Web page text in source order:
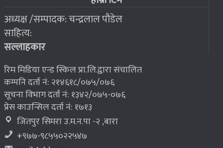
२०७६ बैशाख १३, शुक्रबार
८ भूकम्प पीडितलाई घर निर्माण गर्न लालपुर्जा
अध्यक्ष /सम्पादक: चन्द्रलाल पौडेल
साहित्य:
सल्लाहकार
रिम मिडिया एन्ड स्किल प्रा.लि.द्वारा संचालित
कम्पनि दर्ता नं: २१४६१८/०७५/०७६
सूचना विभाग दर्ता नं: १३४२/०७५-०७६
प्रेस काउन्सिल दर्ता नं: १७१३
जितपुर सिमरा उ.म.न.पा -२ ,बारा
+९७७-९८५५०२२५४७